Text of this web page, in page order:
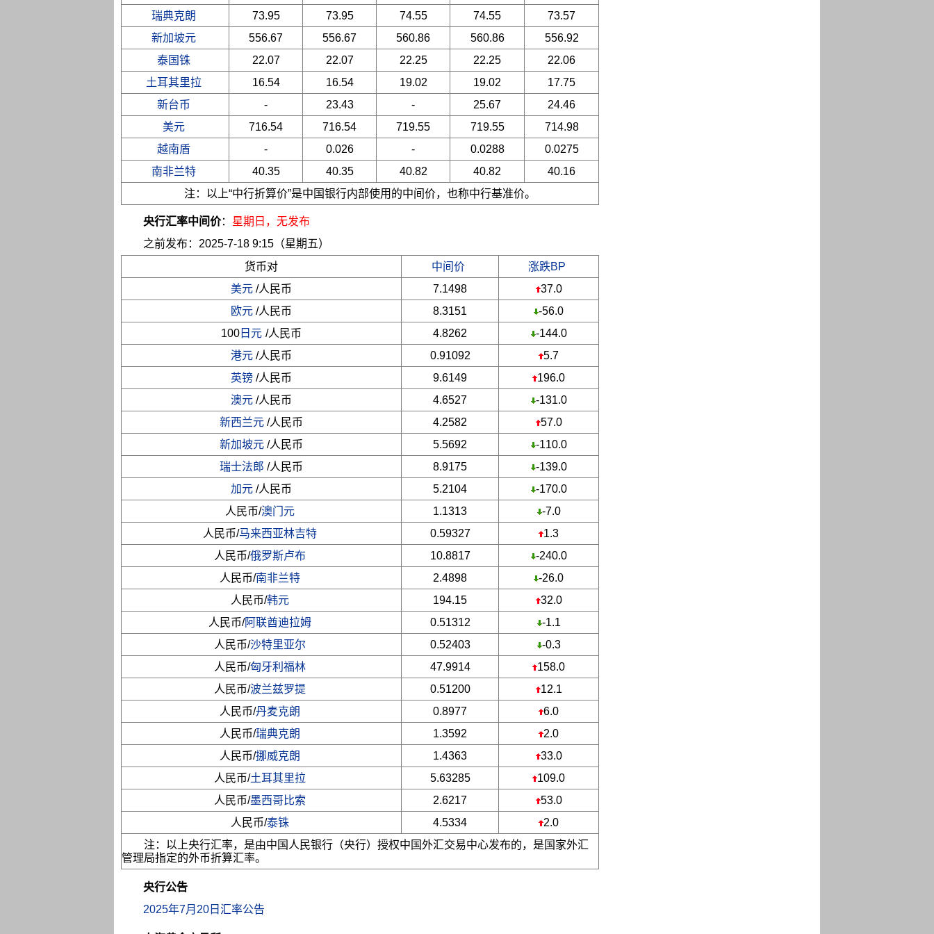
瑞典克朗 73.95 73.95 74.55 74.55
73.57
新加坡元
556.67 556.67 560.86 560.86
556.92
泰国铢
22.07 22.07 22.25 22.25
22.06
土耳其里拉
16.54 16.54 19.02 19.02
17.75
新台币
- 23.43 - 25.67
24.46
美元
716.54 716.54 719.55 719.55
714.98
越南盾
- 0.026 - 0.0288
0.0275
南非兰特
40.35 40.35 40.82 40.82
40.16
注：以上“中行折算价”是中国银行内部使用的中间价，也称中行基准价。
央行汇率中间价： 星期日 ，无发布
之前发布：2025-7-18 9:15（星期五）
货币对
中间价
涨跌BP
美元 /人民币 7.1498
37.0
欧元 /人民币 8.3151
-56.0
100 日元 /人民币 4.8262
-144.0
港元 /人民币 0.91092
5.7
英镑 /人民币 9.6149
196.0
澳元 /人民币 4.6527
-131.0
新西兰元 /人民币 4.2582
57.0
新加坡元 /人民币 5.5692
-110.0
瑞士法郎 /人民币 8.9175
-139.0
加元 /人民币 5.2104
-170.0
人民币/澳门元 1.1313
-7.0
人民币/马来西亚林吉特 0.59327
1.3
人民币/俄罗斯卢布 10.8817
-240.0
人民币/南非兰特 2.4898
-26.0
人民币/韩元 194.15
32.0
人民币/阿联酋迪拉姆 0.51312
-1.1
人民币/沙特里亚尔 0.52403
-0.3
人民币/匈牙利福林 47.9914
158.0
人民币/波兰兹罗提 0.51200
12.1
人民币/丹麦克朗 0.8977
6.0
人民币/瑞典克朗 1.3592
2.0
人民币/挪威克朗 1.4363
33.0
人民币/土耳其里拉 5.63285
109.0
人民币/墨西哥比索 2.6217
53.0
人民币/泰铢 4.5334
2.0
注：以上央行汇率，是由中国人民银行（央行）授权中国外汇交易中心发布的，是国家外汇
管理局指定的外币折算汇率。
央行公告
2025年7月20日汇率公告